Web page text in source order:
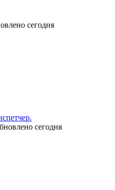
сегодня
сегодня